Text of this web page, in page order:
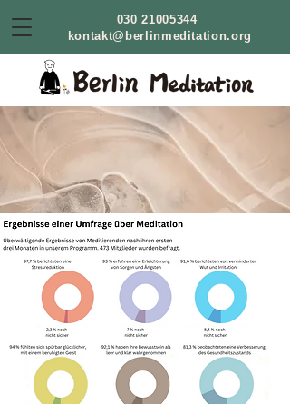
030 21005344
kontakt@berlinmeditation.org